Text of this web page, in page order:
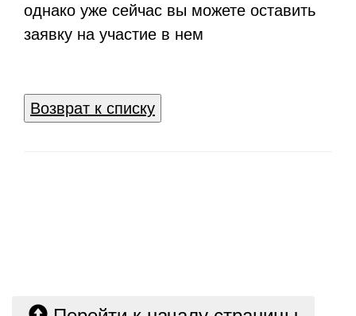
однако уже сейчас вы можете оставить
заявку на участие в нем
Возврат к списку